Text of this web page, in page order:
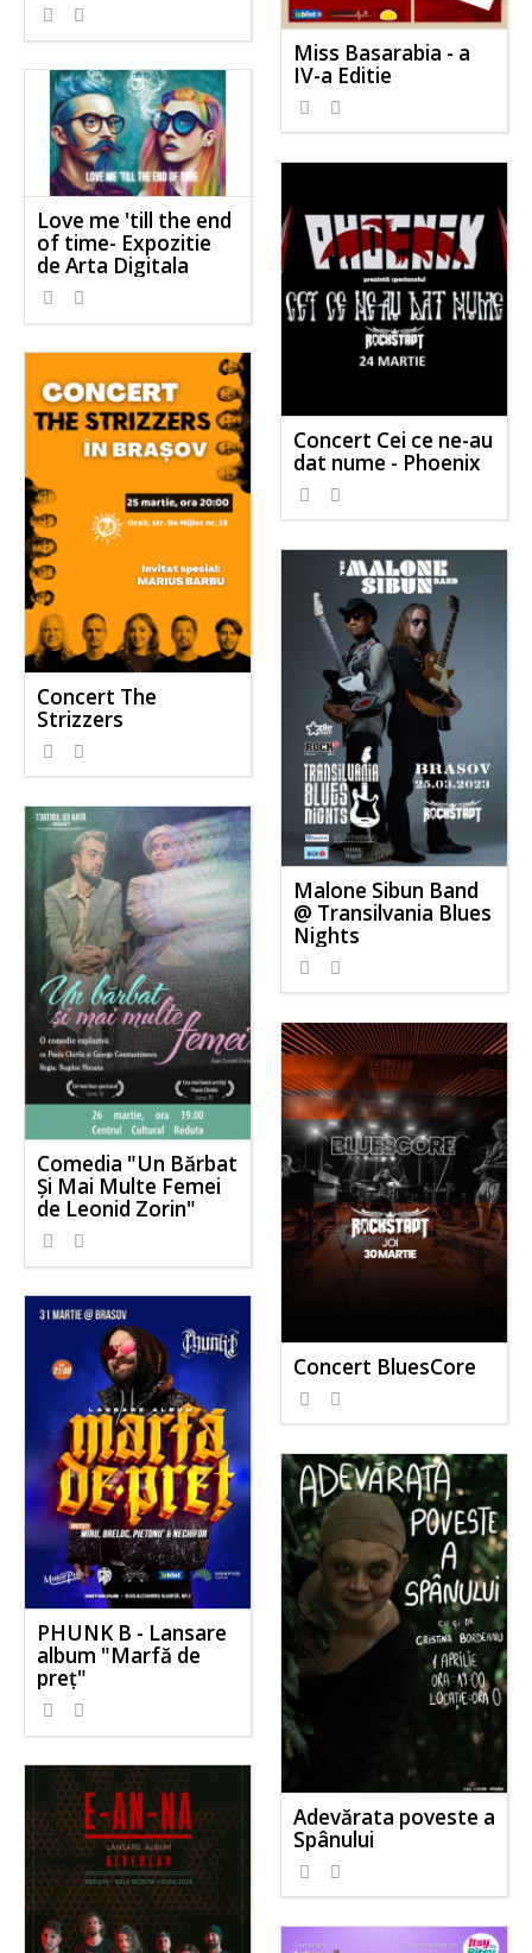
Miss Basarabia - a
IV-a Editie
Love me 'till the end
of time- Expozitie
de Arta Digitala
Concert Cei ce ne-au
dat nume - Phoenix
Concert The
Strizzers
Malone Sibun Band
@ Transilvania Blues
Nights
Comedia "Un Bărbat
Și Mai Multe Femei
de Leonid Zorin"
Concert BluesCore
PHUNK B - Lansare
album "Marfă de
preț"
Adevărata poveste a
Spânului